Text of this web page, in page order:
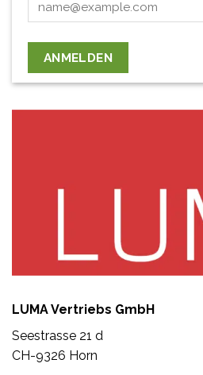
ANMELDEN
LUMA Vertriebs GmbH
Seestrasse 21 d
CH-9326 Horn